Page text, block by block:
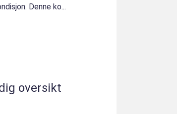
Denne ko...
oversikt